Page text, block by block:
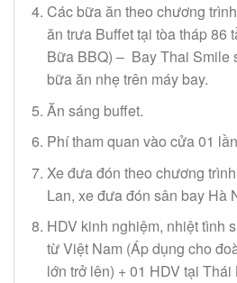
Các bữa ăn theo chương
ăn trưa Buffet tại tòa tháp 86
Bữa BBQ) – Bay Thai Smile
bữa ăn nhẹ trên máy bay.
Ăn sáng buffet.
Phí tham quan vào cửa 01
Xe đưa đón theo chương
Lan, xe đưa đón sân bay Hà
HDV kinh nghiệm, nhiệt tình
từ Việt Nam (Áp dụng cho
lớn trở lên) + 01 HDV tại Thái